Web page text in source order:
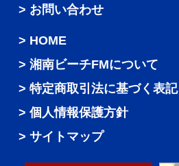
> お問い合わせ
HOME
湘南ビーチFMについて
特定商取引法に基づく表記
個人情報保護方針
サイトマップ